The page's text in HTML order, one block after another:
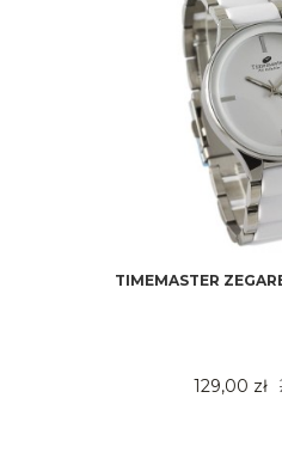
TIMEMASTER
129,00 zł